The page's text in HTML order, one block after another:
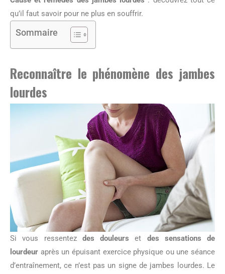
qu’il faut savoir pour ne plus en souffrir.
Sommaire
Reconnaître le phénomène des jambes
lourdes
Si vous ressentez des douleurs et des sensations de
lourdeur après un épuisant exercice physique ou une séance
d’entraînement, ce n’est pas un signe de jambes lourdes. Le